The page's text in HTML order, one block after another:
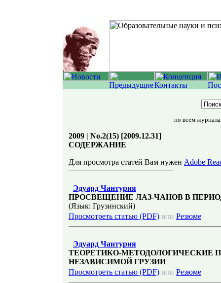
по всем
2009 | No.2(15) [2009.12.31]
СОДЕРЖАНИЕ
Для просмотра статей Вам нужен Adobe
Эдуард Чантурия
ПРОСВЕЩЕНИЕ ЛАЗ-ЧАНОВ В
(Язык: Грузинский)
Просмотреть статью (PDF) или Резюме
Эдуард Чантурия
ТЕОРЕТИКО-МЕТОДОЛОГИЧЕСКИЕ
НЕЗАВИСИМОЙ ГРУЗИИ
Просмотреть статью (PDF) или Резюме